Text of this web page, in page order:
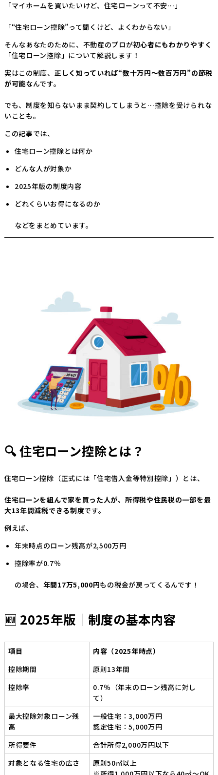
「マイホームを買いたいけど、住宅ローンって不安…」
「“住宅ローン控除”って聞くけど、よくわからない」
そんなあなたのために、不動産のプロが初心者にもわかりやすく
「住宅ローン控除」について解説します！
実はこの制度、 正しく知っていれば“数十万円〜数百万円”の節税
が可能なんです。
でも、制度を知らないまま契約してしまうと…控除を受けられな
いことも。
この記事では、
住宅ローン控除とは何か
どんな人が対象か
2025年版の制度内容
どれくらいお得になるのか
などをまとめています。
🔍 住宅ローン控除とは？
住宅ローン控除（正式には「住宅借入金等特別控除」）とは、
住宅ローンを組んで家を買った人が、所得税や住民税の一部を最
大13年間減税できる制度です。
例えば、
年末時点のローン残高が2,500万円
控除率が0.7％
の場合、 年間17万5,000円もの税金が戻ってくるんです！
🆕 2025年版｜制度の基本内容
項目
内容（2025年時点）
控除期間
原則13年間
控除率
0.7％（年末のローン残高に対し
て）
最大控除対象ローン残
高
一般住宅：3,000万円
認定住宅：5,000万円
所得要件
合計所得2,000万円以下
対象となる住宅の広さ
原則50㎡以上